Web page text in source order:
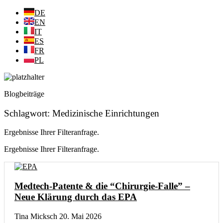
DE
EN
IT
ES
FR
PL
Blogbeiträge
Schlagwort: Medizinische Einrichtungen
Ergebnisse Ihrer Filteranfrage.
Ergebnisse Ihrer Filteranfrage.
Medtech-Patente & die “Chirurgie-Falle” –
Neue Klärung durch das EPA
Tina Micksch 20. Mai 2026